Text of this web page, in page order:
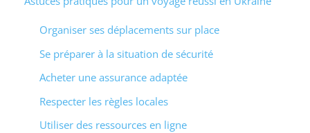
Organiser ses déplacements sur place
Se préparer à la situation de sécurité
Acheter une assurance adaptée
Respecter les règles locales
Utiliser des ressources en ligne